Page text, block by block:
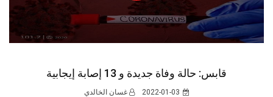
قابس: حالة وفاة جديدة و 13 إصابة إيجابية
2022-01-03 غسان الخالدي